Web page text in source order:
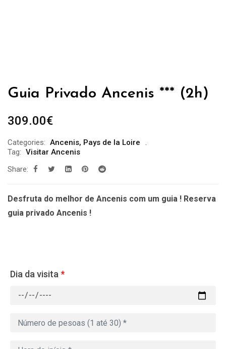
Guia Privado Ancenis *** (2h)
309.00€
Categories: Ancenis, Pays de la Loire
Tag: Visitar Ancenis
Share:
Desfruta do melhor de Ancenis com um guia ! Reserva
guia privado Ancenis !
Dia da visita *